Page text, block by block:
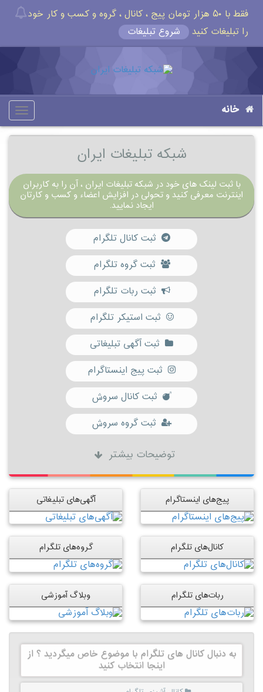
فقط با ۵۰ هزار تومان پیج ، کانال ، گروه و کسب و کار خود
را تبلیغات کنید
شروع تبلیغات
خانه
شبکه تبلیغات ایران
با ثبت لینک های خود در شبکه تبلیغات ایران ، آن را به کاربران
اینترنت معرفی کنید و تحولی در افزایش اعضاء و کسب و کارتان
ایجاد نمایید.
ثبت کانال تلگرام
ثبت گروه تلگرام
ثبت ربات تلگرام
ثبت استیکر تلگرام
ثبت آگهی تبلیغاتی
ثبت پیج اینستاگرام
ثبت کانال سروش
ثبت گروه سروش
توضیحات بیشتر
پیج‌های اینستاگرام آگهی‌های تبلیغاتی
کانال‌های تلگرام گروه‌های تلگرام
ربات‌های تلگرام وبلاگ آموزشی
به دنبال کانال های تلگرام با موضوع خاص میگردید ؟ از
اینجا انتخاب کنید